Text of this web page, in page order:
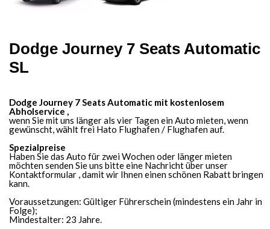
Dodge Journey​ 7 Seats Automatic​​
SL
Dodge Journey​ 7 Seats Automatic​ mit kostenlosem
Abholservice ,
wenn Sie mit uns länger als vier Tagen ein Auto mieten, wenn
gewünscht, wählt frei Hato Flughafen / Flughafen auf.
Spezialpreise
Haben Sie das Auto für zwei Wochen oder länger mieten
möchten senden Sie uns bitte eine Nachricht über unser
Kontaktformular , damit wir Ihnen einen schönen Rabatt bringen
kann.
Voraussetzungen: Gültiger Führerschein (mindestens ein Jahr in
Folge);
Mindestalter: 23 Jahre.